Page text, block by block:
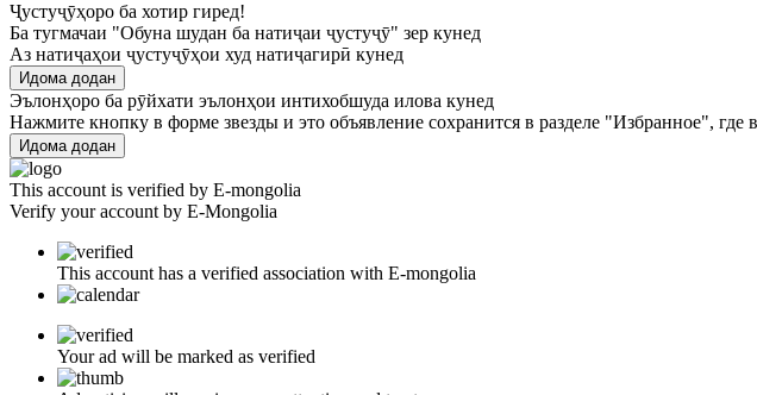
Ҷустуҷӯҳоро ба хотир гиред!
Ба тугмачаи "Обуна шудан ба натиҷаи ҷустуҷӯ" зер кунед
Аз натиҷаҳои ҷустуҷӯҳои худ натиҷагирӣ кунед
Идома додан
Эълонҳоро ба рӯйхати эълонҳои интихобшуда илова кунед
Нажмите кнопку в форме звезды и это объявление сохранится в разделе "Избранное",
Идома додан
This account is verified by E-mongolia
Verify your account by E-Mongolia
This account has a verified association with E-mongolia
Your ad will be marked as verified